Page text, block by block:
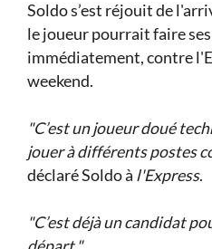
Soldo s’est réjouit de
le joueur pourrait faire
immédiatement, contre
weekend.
"C’est un joueur doué
jouer à différents postes
déclaré Soldo à l'Express.
"C’est déjà un candidat